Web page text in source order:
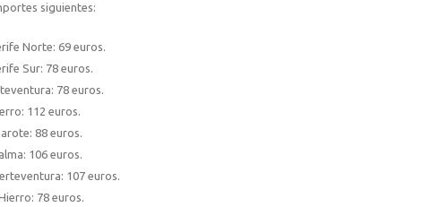
siguientes:
Norte: 69 euros.
Sur: 78 euros.
78 euros.
112 euros.
88 euros.
106 euros.
107 euros.
78 euros.